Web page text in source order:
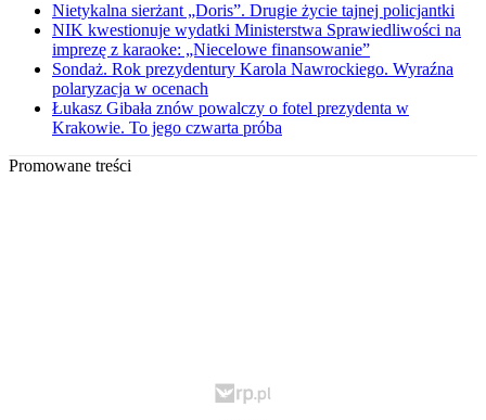
Nietykalna sierżant „Doris”. Drugie życie tajnej policjantki
NIK kwestionuje wydatki Ministerstwa Sprawiedliwości na
imprezę z karaoke: „Niecelowe finansowanie”
Sondaż. Rok prezydentury Karola Nawrockiego. Wyraźna
polaryzacja w ocenach
Łukasz Gibała znów powalczy o fotel prezydenta w
Krakowie. To jego czwarta próba
Promowane treści